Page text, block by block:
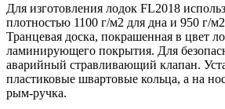
Для изготовления лодок FL2018
плотностью 1100 г/м2 для дна и 950 г/
Транцевая доска, покрашенная в цвет
ламинирующего покрытия. Для
аварийный стравливающий клапан.
пластиковые швартовые кольца, а на
рым-ручка.